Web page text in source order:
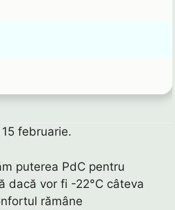
februarie.
puterea PdC pentru
dacă vor fi -22°C câteva
rămâne